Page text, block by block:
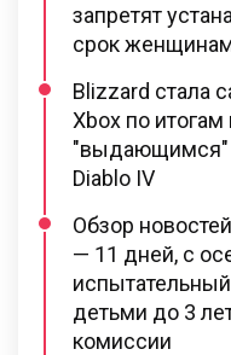
запретят
срок
Blizzard стала
Xbox по
"выдающимся"
Diablo IV
Обзор
— 11 дней, с
детьми до 3
комиссии